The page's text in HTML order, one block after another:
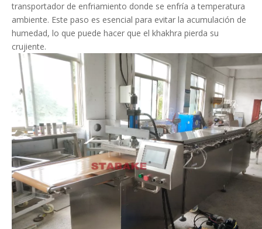
transportador de enfriamiento donde se enfría a temperatura
ambiente. Este paso es esencial para evitar la acumulación de
humedad, lo que puede hacer que el khakhra pierda su
crujiente.